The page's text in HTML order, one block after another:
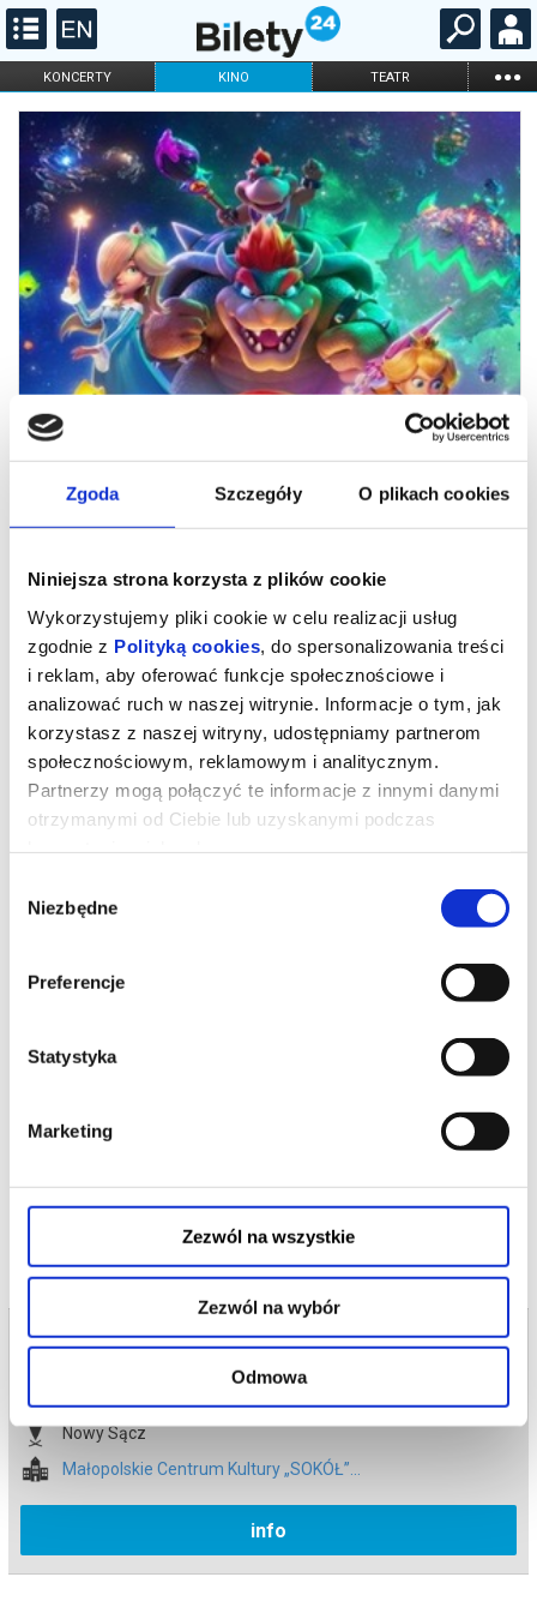
Zgoda Szczegóły O plikach cookies
Niniejsza strona korzysta z plików cookie
Wykorzystujemy pliki cookie w celu realizacji usług
zgodnie z Polityką cookies , do spersonalizowania treści
i reklam, aby oferować funkcje społecznościowe i
analizować ruch w naszej witrynie. Informacje o tym, jak
korzystasz z naszej witryny, udostępniamy partnerom
społecznościowym, reklamowym i analitycznym.
Partnerzy mogą połączyć te informacje z innymi danymi
otrzymanymi od Ciebie lub uzyskanymi podczas
zgody
Niezbędne
Preferencje
Statystyka
Marketing
Zezwól na wszystkie
Zezwól na wybór
Odmowa
KONCERTY KINO TEATR ...
FILHARMONIA OPERA I BALET
STAND-UP
DLA DZIECI
ONLINE KARNETY
SUPER MARIO GALAXY FILM -
nowym zagrożeniem: złowrogim sojuszem Wario i Bowsera Jr.
Teraz, wraz z przyjaciółmi i Yoshim u boku, musi powstrzymać ich
Bezpieczne zakupy w Bilety24. W przypadku odwołania
podczas zakupu.
Bilety na termin:
12.05.2026 , g. 16:30 (wtorek)
Nowy Sącz
Małopolskie Centrum Kultury „SOKÓŁ”...
info